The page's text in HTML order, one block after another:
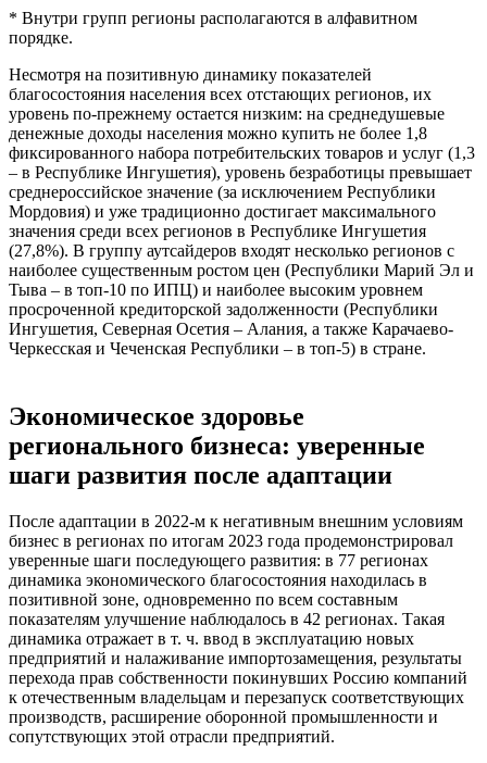
* Внутри групп регионы располагаются в алфавитном
порядке.
Несмотря на позитивную динамику показателей
благосостояния населения всех отстающих регионов, их
уровень по-прежнему остается низким: на среднедушевые
денежные доходы населения можно купить не более 1,8
фиксированного набора потребительских товаров и услуг (1,3
– в Республике Ингушетия), уровень безработицы превышает
среднероссийское значение (за исключением Республики
Мордовия) и уже традиционно достигает максимального
значения среди всех регионов в Республике Ингушетия
(27,8%). В группу аутсайдеров входят несколько регионов с
наиболее существенным ростом цен (Республики Марий Эл и
Тыва – в топ-10 по ИПЦ) и наиболее высоким уровнем
просроченной кредиторской задолженности (Республики
Ингушетия, Северная Осетия – Алания, а также Карачаево-
Черкесская и Чеченская Республики – в топ-5) в стране.
Экономическое здоровье
регионального бизнеса: уверенные
шаги развития после адаптации
После адаптации в 2022-м к негативным внешним условиям
бизнес в регионах по итогам 2023 года продемонстрировал
уверенные шаги последующего развития: в 77 регионах
динамика экономического благосостояния находилась в
позитивной зоне, одновременно по всем составным
показателям улучшение наблюдалось в 42 регионах. Такая
динамика отражает в т. ч. ввод в эксплуатацию новых
предприятий и налаживание импортозамещения, результаты
перехода прав собственности покинувших Россию компаний
к отечественным владельцам и перезапуск соответствующих
производств, расширение оборонной промышленности и
сопутствующих этой отрасли предприятий.